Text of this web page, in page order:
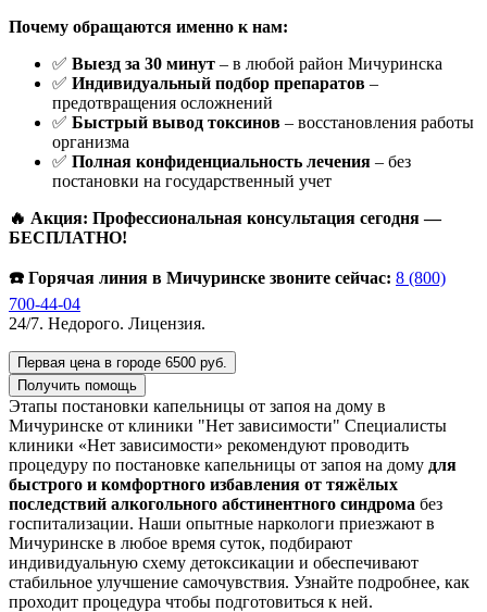
Почему обращаются именно к нам:
✅ Выезд за 30 минут – в любой район Мичуринска
✅ Индивидуальный подбор препаратов –
предотвращения осложнений
✅ Быстрый вывод токсинов – восстановления работы
организма
✅ Полная конфиденциальность лечения – без
постановки на государственный учет
🔥 Акция: Профессиональная консультация сегодня —
БЕСПЛАТНО!
☎️ Горячая линия в Мичуринске звоните сейчас: 8 (800)
700-44-04
24/7. Недорого. Лицензия.
Первая цена в городе 6500 руб.
Получить помощь
Этапы постановки капельницы от запоя на дому в
Мичуринске от клиники "Нет зависимости" Специалисты
клиники «Нет зависимости» рекомендуют проводить
процедуру по постановке капельницы от запоя на дому для
быстрого и комфортного избавления от тяжёлых
последствий алкогольного абстинентного синдрома без
госпитализации. Наши опытные наркологи приезжают в
Мичуринске в любое время суток, подбирают
индивидуальную схему детоксикации и обеспечивают
стабильное улучшение самочувствия. Узнайте подробнее, как
проходит процедура чтобы подготовиться к ней.